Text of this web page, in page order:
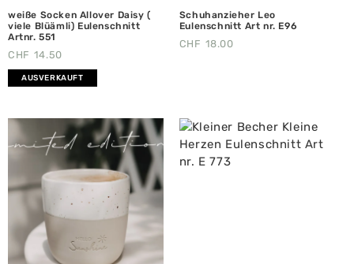
weiße Socken Allover Daisy (
viele Blüämli) Eulenschnitt
Artnr. 551
CHF 14.50
AUSVERKAUFT
Schuhanzieher Leo
Eulenschnitt Art nr. E96
CHF 18.00